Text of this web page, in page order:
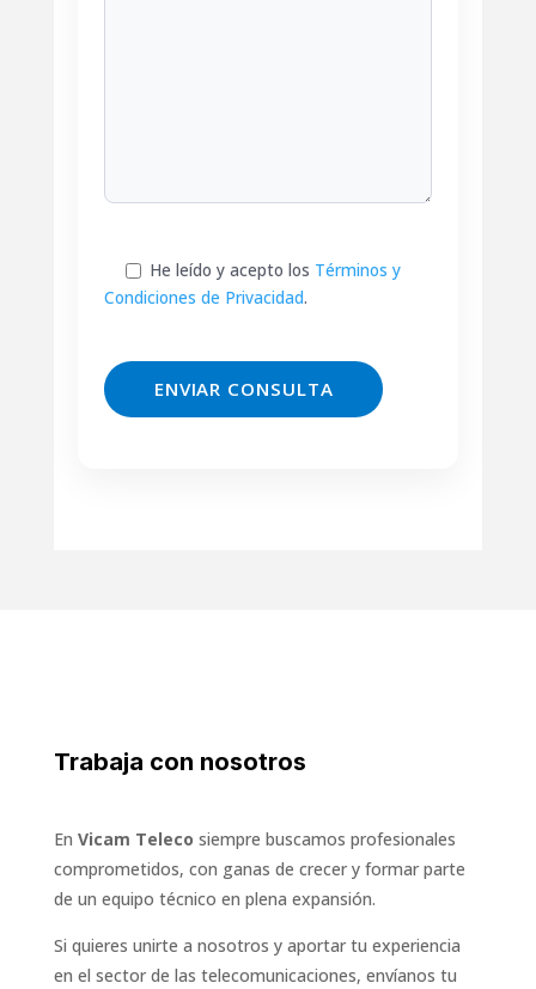
He leído y acepto los Términos y
Condiciones de Privacidad.
Trabaja con nosotros
En Vicam Teleco siempre buscamos profesionales
comprometidos, con ganas de crecer y formar parte
de un equipo técnico en plena expansión.
Si quieres unirte a nosotros y aportar tu experiencia
en el sector de las telecomunicaciones, envíanos tu